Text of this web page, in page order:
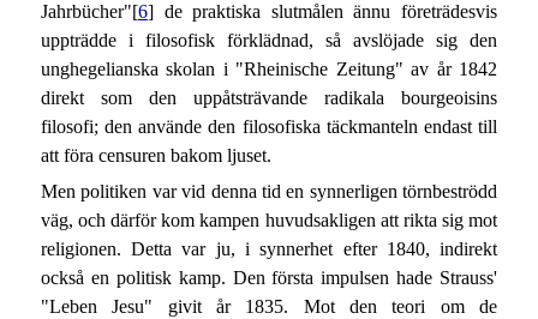
Jahrbücher"[6] de praktiska slutmålen ännu företrädesvis
uppträdde i filosofisk förklädnad, så avslöjade sig den
unghegelianska skolan i "Rheinische Zeitung" av år 1842
direkt som den uppåtsträvande radikala bourgeoisins
filosofi; den använde den filosofiska täckmanteln endast till
att föra censuren bakom ljuset.
Men politiken var vid denna tid en synnerligen törnbeströdd
väg, och därför kom kampen huvudsakligen att rikta sig mot
religionen. Detta var ju, i synnerhet efter 1840, indirekt
också en politisk kamp. Den första impulsen hade Strauss'
"Leben Jesu" givit år 1835. Mot den teori om de